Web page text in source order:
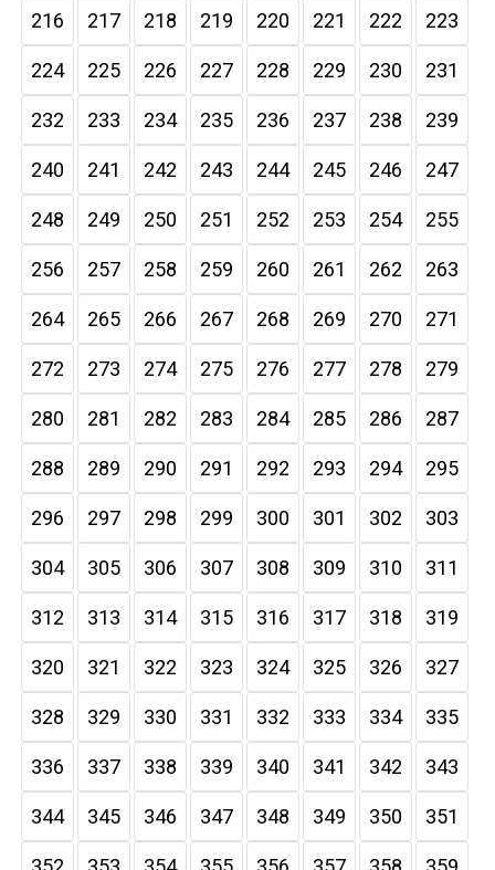
216 217 218 219 220 221 222 223
224 225 226 227 228 229 230 231
232 233 234 235 236 237 238 239
240 241 242 243 244 245 246 247
248 249 250 251 252 253 254 255
256 257 258 259 260 261 262 263
264 265 266 267 268 269 270 271
272 273 274 275 276 277 278 279
280 281 282 283 284 285 286 287
288 289 290 291 292 293 294 295
296 297 298 299 300 301 302 303
304 305 306 307 308 309 310 311
312 313 314 315 316 317 318 319
320 321 322 323 324 325 326 327
328 329 330 331 332 333 334 335
336 337 338 339 340 341 342 343
344 345 346 347 348 349 350 351